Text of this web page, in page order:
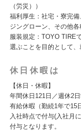
（労災））
福利厚生：社宅・寮完
ジングローン、その他各
服装規定：TOYO TIRE
選ぶことを目的として、
休日休暇は
【休日・休暇】
年間休日121日／週休2
有給休暇（勤続1年で15
入社時点で付与(入社月
付与となります。